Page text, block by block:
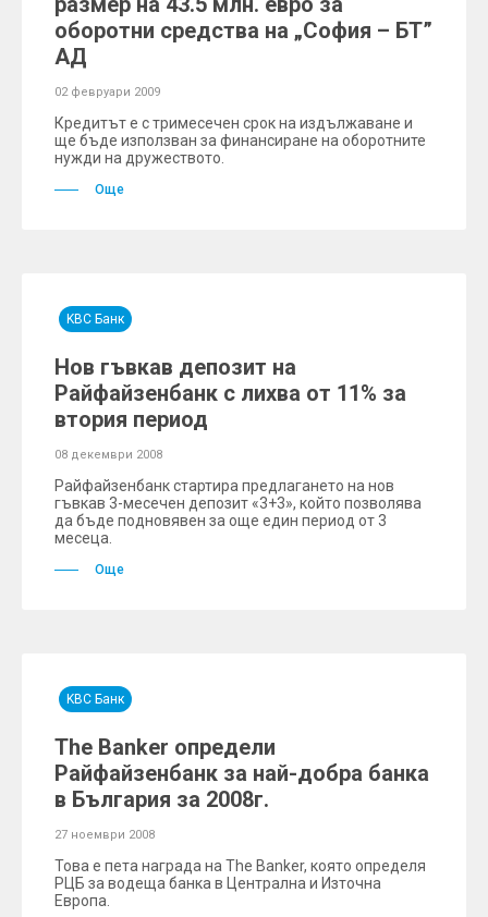
оборотни средства на „София – БТ”
АД
02 февруари 2009
Кредитът е с тримесечен срок на издължаване и
ще бъде използван за финансиране на оборотните
нужди на дружеството.
Още
KBC Банк
Нов гъвкав депозит на
Райфайзенбанк с лихва от 11% за
втория период
08 декември 2008
Райфайзенбанк стартира предлагането на нов
гъвкав 3-месечен депозит «3+3», който позволява
да бъде подновявен за още един период от 3
месеца.
Още
KBC Банк
The Banker определи
Райфайзенбанк за най-добра банка
в България за 2008г.
27 ноември 2008
Това е пета награда на The Banker, която определя
РЦБ за водеща банка в Централна и Източна
Европа.